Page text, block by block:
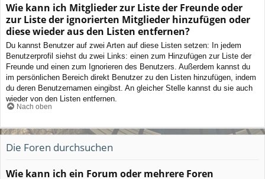
Wie kann ich Mitglieder zur Liste der Freunde oder
zur Liste der ignorierten Mitglieder hinzufügen oder
diese wieder aus den Listen entfernen?
Du kannst Benutzer auf zwei Arten auf diese Listen setzen: In jedem
Benutzerprofil siehst du zwei Links: einen zum Hinzufügen zur Liste der
Freunde und einen zum Ignorieren des Benutzers. Außerdem kannst du
im persönlichen Bereich direkt Benutzer zu den Listen hinzufügen, indem
du deren Benutzernamen eingibst. An gleicher Stelle kannst du sie auch
wieder von den Listen entfernen.
Nach oben
Die Foren durchsuchen
Wie kann ich ein Forum oder mehrere Foren